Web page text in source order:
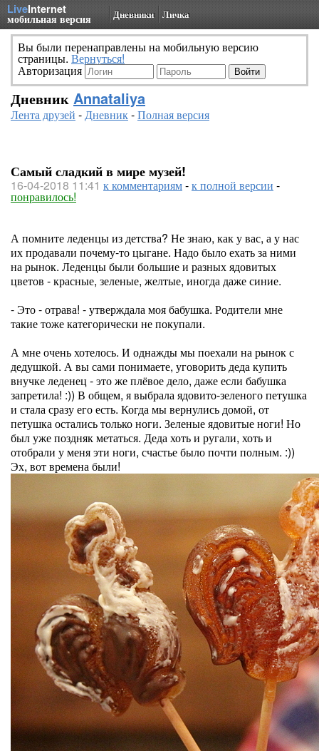
LiveInternet
мобильная версия Дневники Личка
Вы были перенаправлены на мобильную версию
страницы. Вернуться!
Авторизация
Дневник Annataliya
Лента друзей -Дневник-Полная версия
Самый сладкий в мире музей!
16-04-2018 11:41 к комментариям-к полной версии -
понравилось!
А помните леденцы из детства? Не знаю, как у вас, а у нас
их продавали почему-то цыгане. Надо было ехать за ними
на рынок. Леденцы были большие и разных ядовитых
цветов - красные, зеленые, желтые, иногда даже синие.
- Это - отрава! - утверждала моя бабушка. Родители мне
такие тоже категорически не покупали.
А мне очень хотелось. И однажды мы поехали на рынок с
дедушкой. А вы сами понимаете, уговорить деда купить
внучке леденец - это же плёвое дело, даже если бабушка
запретила! :)) В общем, я выбрала ядовито-зеленого петушка
и стала сразу его есть. Когда мы вернулись домой, от
петушка остались только ноги. Зеленые ядовитые ноги! Но
был уже поздняк метаться. Деда хоть и ругали, хоть и
отобрали у меня эти ноги, счастье было почти полным. :))
Эх, вот времена были!